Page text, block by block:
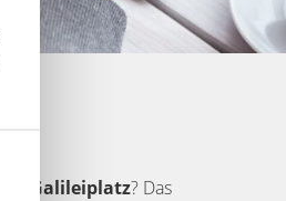
Galileiplatz? Das